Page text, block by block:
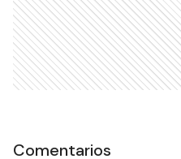
Comentarios